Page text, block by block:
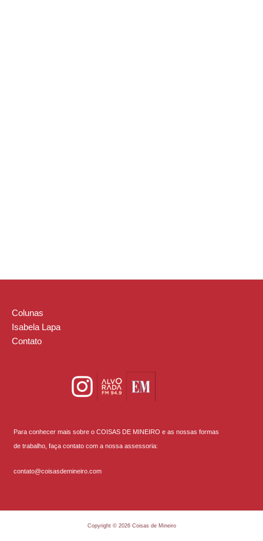
Colunas
Isabela Lapa
Contato
Para conhecer mais sobre o COISAS DE MINEIRO e as nossas formas
de trabalho, faça contato com a nossa assessoria:
contato@coisasdemineiro.com
Copyright © 2026 Coisas de Mineiro